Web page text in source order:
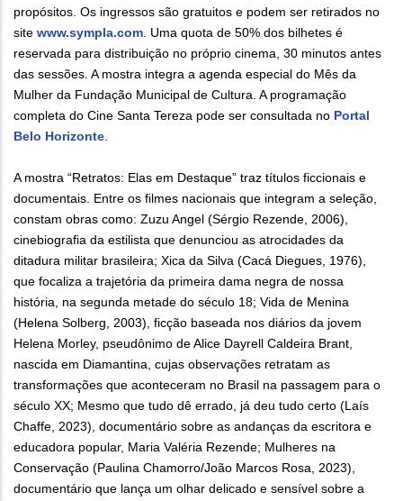
propósitos. Os ingressos são gratuitos e podem ser retirados no
site www.sympla.com. Uma quota de 50% dos bilhetes é
reservada para distribuição no próprio cinema, 30 minutos antes
das sessões. A mostra integra a agenda especial do Mês da
Mulher da Fundação Municipal de Cultura. A programação
completa do Cine Santa Tereza pode ser consultada no Portal
Belo Horizonte.
A mostra “Retratos: Elas em Destaque” traz títulos ficcionais e
documentais. Entre os filmes nacionais que integram a seleção,
constam obras como: Zuzu Angel (Sérgio Rezende, 2006),
cinebiografia da estilista que denunciou as atrocidades da
ditadura militar brasileira; Xica da Silva (Cacá Diegues, 1976),
que focaliza a trajetória da primeira dama negra de nossa
história, na segunda metade do século 18; Vida de Menina
(Helena Solberg, 2003), ficção baseada nos diários da jovem
Helena Morley, pseudônimo de Alice Dayrell Caldeira Brant,
nascida em Diamantina, cujas observações retratam as
transformações que aconteceram no Brasil na passagem para o
século XX; Mesmo que tudo dê errado, já deu tudo certo (Laís
Chaffe, 2023), documentário sobre as andanças da escritora e
educadora popular, Maria Valéria Rezende; Mulheres na
Conservação (Paulina Chamorro/João Marcos Rosa, 2023),
documentário que lança um olhar delicado e sensível sobre a